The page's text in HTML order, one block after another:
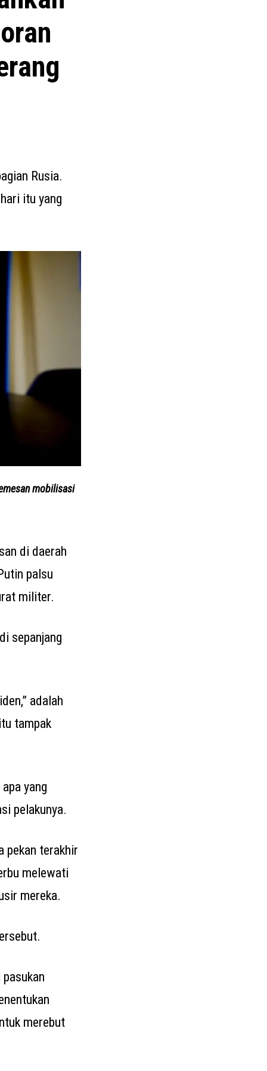
Rusia.
itu yang
mobilisasi
di daerah
palsu
militer.
sepanjang
adalah
tampak
yang
pelakunya.
pekan terakhir
melewati
mereka.
merebut